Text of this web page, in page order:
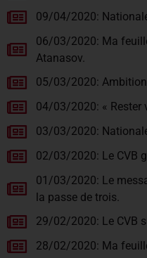
09/04/2020:
06/03/2020: Ma
Atanasov.
05/03/2020:
04/03/2020: « Rester
03/03/2020:
02/03/2020: Le CVB
01/03/2020: Le
la passe de trois.
29/02/2020: Le CVB
28/02/2020: Ma